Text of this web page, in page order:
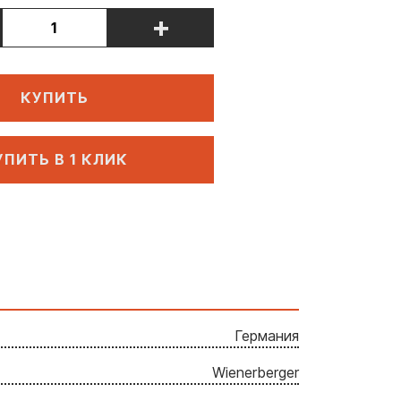
+
КУПИТЬ
В 1 КЛИК
Германия
Wienerberger